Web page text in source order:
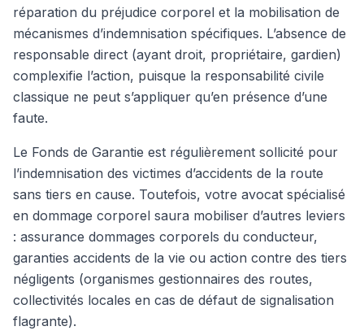
réparation du préjudice corporel et la mobilisation de
mécanismes d’indemnisation spécifiques. L’absence de
responsable direct (ayant droit, propriétaire, gardien)
complexifie l’action, puisque la responsabilité civile
classique ne peut s’appliquer qu’en présence d’une
faute.
Le Fonds de Garantie est régulièrement sollicité pour
l’indemnisation des victimes d’accidents de la route
sans tiers en cause. Toutefois, votre avocat spécialisé
en dommage corporel saura mobiliser d’autres leviers
: assurance dommages corporels du conducteur,
garanties accidents de la vie ou action contre des tiers
négligents (organismes gestionnaires des routes,
collectivités locales en cas de défaut de signalisation
flagrante).